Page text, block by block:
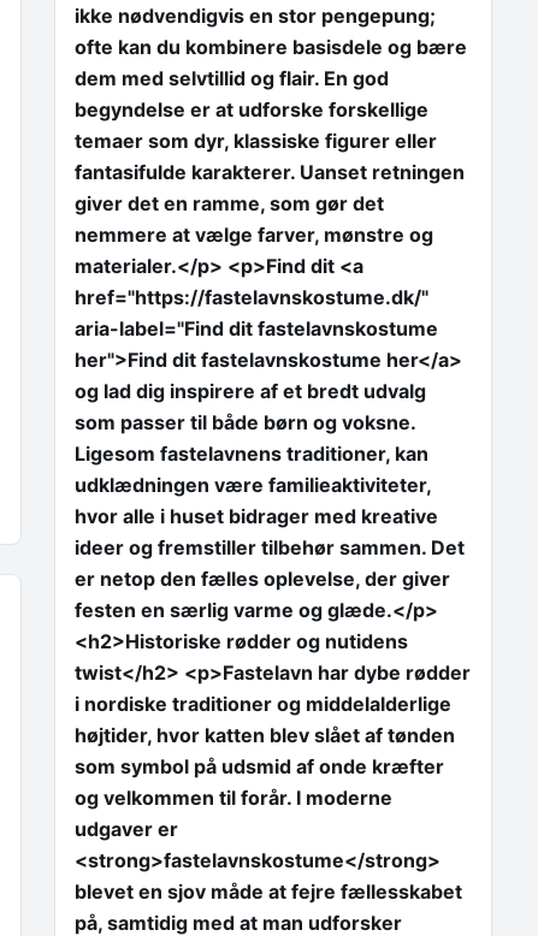
ikke nødvendigvis en stor pengepung;
ofte kan du kombinere basisdele og bære
dem med selvtillid og flair. En god
begyndelse er at udforske forskellige
temaer som dyr, klassiske figurer eller
fantasifulde karakterer. Uanset retningen
giver det en ramme, som gør det
nemmere at vælge farver, mønstre og
materialer.</p> <p>Find dit <a
href="https://fastelavnskostume.dk/"
aria-label="Find dit fastelavnskostume
her">Find dit fastelavnskostume her</a>
og lad dig inspirere af et bredt udvalg
som passer til både børn og voksne.
Ligesom fastelavnens traditioner, kan
udklædningen være familieaktiviteter,
hvor alle i huset bidrager med kreative
ideer og fremstiller tilbehør sammen. Det
er netop den fælles oplevelse, der giver
festen en særlig varme og glæde.</p>
<h2>Historiske rødder og nutidens
twist</h2> <p>Fastelavn har dybe rødder
i nordiske traditioner og middelalderlige
højtider, hvor katten blev slået af tønden
som symbol på udsmid af onde kræfter
og velkommen til forår. I moderne
udgaver er
<strong>fastelavnskostume</strong>
blevet en sjov måde at fejre fællesskabet
på, samtidig med at man udforsker